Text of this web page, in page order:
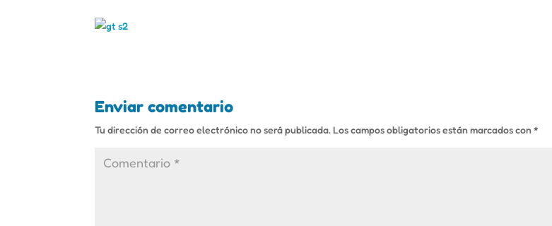
Enviar comentario
Tu dirección de correo electrónico no será publicada. Los campos obligatorios están marcados con*